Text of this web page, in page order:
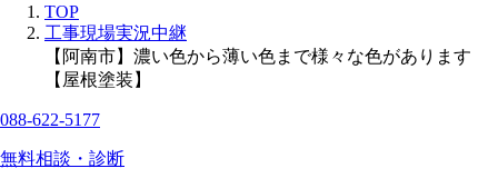
TOP
工事現場実況中継
【阿南市】濃い色から薄い色まで様々な色があります
【屋根塗装】
088-622-5177
無料相談・診断